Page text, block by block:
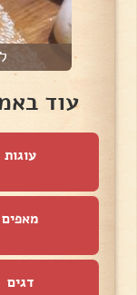
עוד
עוגות
מאפים
דגים